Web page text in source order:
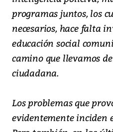
programas juntos, los
necesarios, hace falta
educación social
camino que llevamos
ciudadana.
Los problemas que
evidentemente inciden